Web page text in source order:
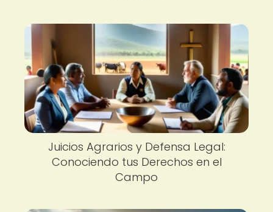
Juicios Agrarios y Defensa Legal:
Conociendo tus Derechos en el
Campo